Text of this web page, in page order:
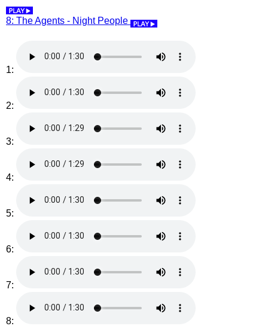
8: The Agents - Night People
1:
2:
3:
4:
5:
6:
7:
8: